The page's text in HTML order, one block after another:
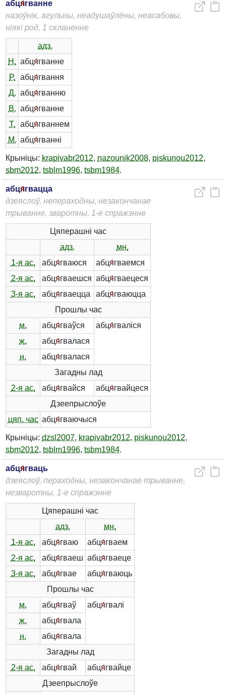
абця́гванне
назоўнік, агульны, неадушаўлёны, неасабовы,
ніякі род, 1 скланенне
адз.
Н. абця́гванне
Р.
абця́гвання
Д. абця́гванню
В. абця́гванне
Т.
абця́гваннем
М. абця́гванні
Крыніцы: krapivabr2012, nazounik2008, piskunou2012,
sbm2012, tsblm1996, tsbm1984.
абця́гвацца
дзеяслоў, непераходны, незакончанае
трыванне, зваротны, 1-е спражэнне
Цяперашні час
адз.
мн.
1-я ас.
абця́гваюся абця́гваемся
2-я ас.
абця́гваешся абця́гваецеся
3-я ас.
абця́гваецца абця́гваюцца
Прошлы час
м.
абця́гваўся абця́гваліся
ж.
абця́гвалася
н.
абця́гвалася
Загадны лад
2-я ас.
абця́гвайся абця́гвайцеся
Дзеепрыслоўе
цяп. час абця́гваючыся
Крыніцы: dzsl2007, krapivabr2012, piskunou2012,
sbm2012, tsblm1996, tsbm1984.
абця́гваць
дзеяслоў, пераходны, незакончанае трыванне,
незваротны, 1-е спражэнне
Цяперашні час
адз.
мн.
1-я ас.
абця́гваю абця́гваем
2-я ас.
абця́гваеш абця́гваеце
3-я ас.
абця́гвае абця́гваюць
Прошлы час
м.
абця́гваў абця́гвалі
ж.
абця́гвала
н.
абця́гвала
Загадны лад
2-я ас.
абця́гвай абця́гвайце
Дзеепрыслоўе